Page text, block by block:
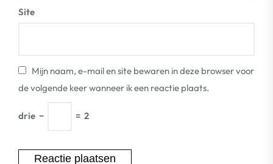
Site
Mijn naam, e-mail en site bewaren in deze browser voor
de volgende keer wanneer ik een reactie plaats.
drie − = 2